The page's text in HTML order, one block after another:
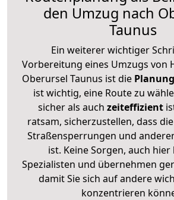
den Umzug nach
Taunus
Ein weiterer wichtiger
Vorbereitung eines Umzugs von
Oberursel Taunus ist die
ist wichtig, eine Route zu
sicher als auch zeiteffizient
ratsam, sicherzustellen, dass
Straßensperrungen und
ist. Keine Sorgen, auch
Spezialisten und übernehmen
damit Sie sich auf andere
konzentrieren